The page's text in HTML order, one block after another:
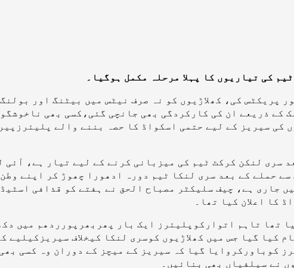
کی تیاریوں کا پہلا مرحلہ مکمل ہوگیا۔
پریکٹس کی، کھلاڑیوں کو نہ صرف نیٹس میں بیٹنگ اور
کے ذریعے ان کی کارکردگی بھی جانچی گئی،کسی بھی
سے حملے کے بعد سری لنکا ٹیم دورہ ادھورا چھوڑ کر اپنے
جاری ہے، چیف سلیکٹر مصباح الحق نے ہفتے کو قذافی
تھا تاہم اتوارکوپلیئرز ایک بار پھربھرپورردھم میں
کیا گیا جس میں کھلاڑیوں کوسری لنکا کیخلاف
کوباورکروایا گیا کہ سیریز کے میچز کے دوران وہ کسی
نے سیلفیاں بھی بنائیں۔